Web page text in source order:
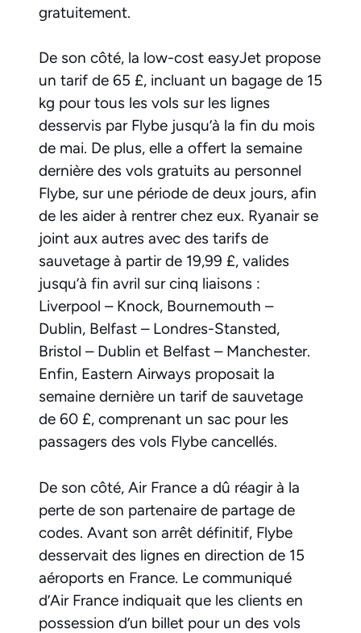
gratuitement.
De son côté, la low-cost easyJet propose
un tarif de 65 £, incluant un bagage de 15
kg pour tous les vols sur les lignes
desservis par Flybe jusqu’à la fin du mois
de mai. De plus, elle a offert la semaine
dernière des vols gratuits au personnel
Flybe, sur une période de deux jours, afin
de les aider à rentrer chez eux. Ryanair se
joint aux autres avec des tarifs de
sauvetage à partir de 19,99 £, valides
jusqu’à fin avril sur cinq liaisons :
Liverpool – Knock, Bournemouth –
Dublin, Belfast – Londres-Stansted,
Bristol – Dublin et Belfast – Manchester.
Enfin, Eastern Airways proposait la
semaine dernière un tarif de sauvetage
de 60 £, comprenant un sac pour les
passagers des vols Flybe cancellés.
De son côté, Air France a dû réagir à la
perte de son partenaire de partage de
codes. Avant son arrêt définitif, Flybe
desservait des lignes en direction de 15
aéroports en France. Le communiqué
d’Air France indiquait que les clients en
possession d’un billet pour un des vols